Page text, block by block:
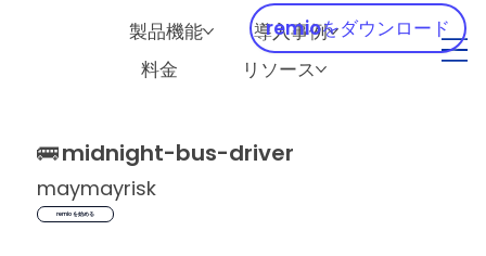
製品機能
導入事例
料金
リソース
remioをダウンロード
🚌midnight-bus-driver
maymayrisk
remio を始める